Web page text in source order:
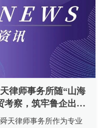
律师事务所随“山海
考察，筑牢鲁企出海
天律师事务所作为专业
服务港鲁企代表团奔赴